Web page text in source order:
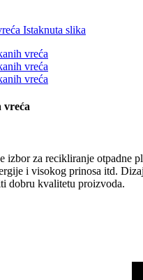
vreća
za recikliranje otpadne
i visokog prinosa itd.
dobru kvalitetu proizvoda.